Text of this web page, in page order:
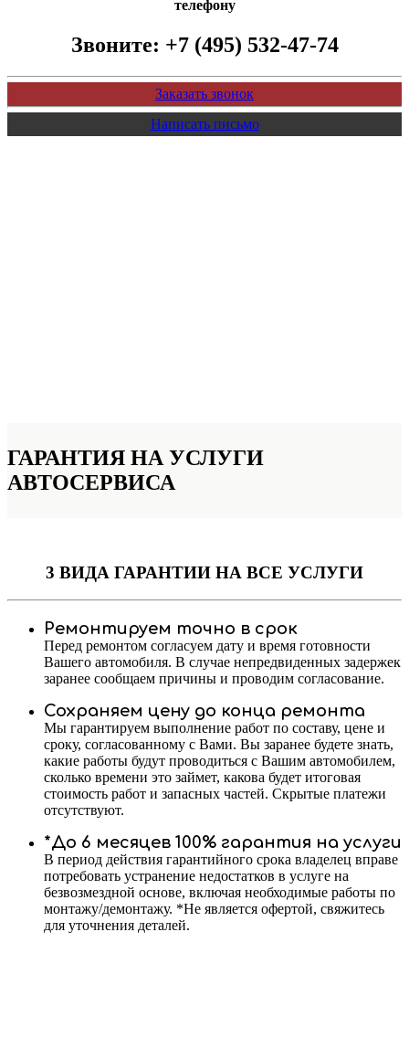
телефону
Звоните: +7 (495) 532-47-74
Заказать звонок
Написать письмо
ГАРАНТИЯ НА УСЛУГИ
АВТОСЕРВИСА
3 ВИДА ГАРАНТИИ НА ВСЕ УСЛУГИ
Ремонтируем точно в срок
Перед ремонтом согласуем дату и время готовности
Вашего автомобиля. В случае непредвиденных задержек
заранее сообщаем причины и проводим согласование.
Сохраняем цену до конца ремонта
Мы гарантируем выполнение работ по составу, цене и
сроку, согласованному с Вами. Вы заранее будете знать,
какие работы будут проводиться с Вашим автомобилем,
сколько времени это займет, какова будет итоговая
стоимость работ и запасных частей. Скрытые платежи
отсутствуют.
*До 6 месяцев 100% гарантия на услуги
В период действия гарантийного срока владелец вправе
потребовать устранение недостатков в услуге на
безвозмездной основе, включая необходимые работы по
монтажу/демонтажу. *Не является офертой, свяжитесь
для уточнения деталей.